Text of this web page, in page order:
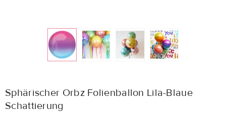
Sphärischer Orbz Folienballon Lila-Blaue
Schattierung